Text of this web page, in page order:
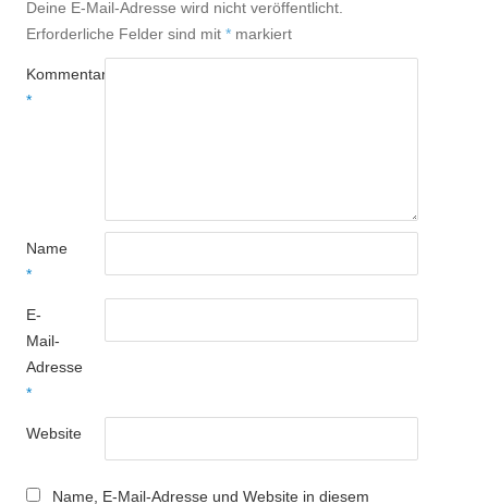
Deine E-Mail-Adresse wird nicht veröffentlicht.
Erforderliche Felder sind mit * markiert
Kommentar
*
Name
*
E-
Mail-
Adresse
*
Website
Name, E-Mail-Adresse und Website in diesem